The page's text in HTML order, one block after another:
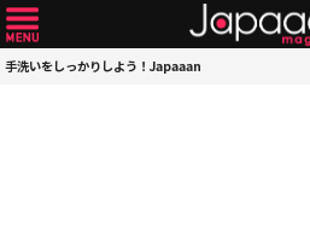
手洗いをしっかりしよう！Japaaan